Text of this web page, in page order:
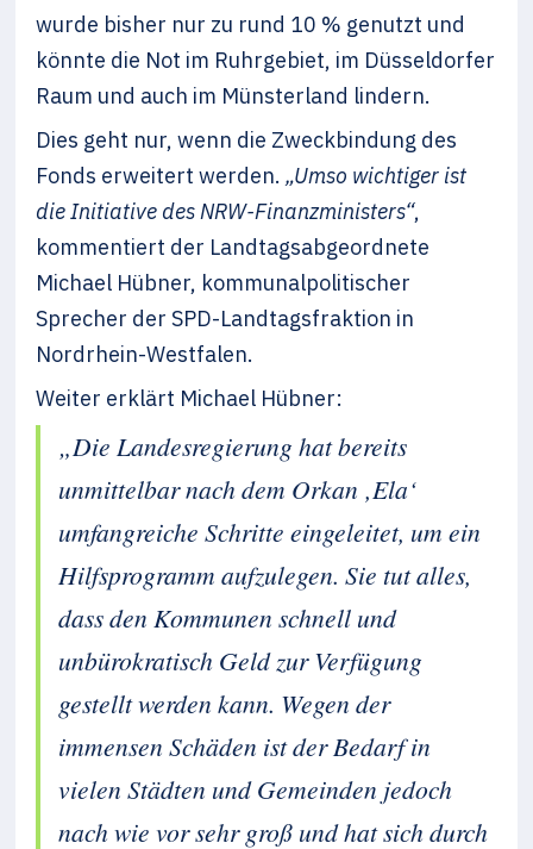
wurde bisher nur zu rund 10 % genutzt und
könnte die Not im Ruhrgebiet, im Düsseldorfer
Raum und auch im Münsterland lindern.
Dies geht nur, wenn die Zweckbindung des
Fonds erweitert werden.„Umso wichtiger ist
die Initiative des NRW-Finanzministers“,
kommentiert der Landtagsabgeordnete
Michael Hübner, kommunalpolitischer
Sprecher der SPD-Landtagsfraktion in
Nordrhein-Westfalen.
Weiter erklärt Michael Hübner:
„Die Landesregierung hat bereits
unmittelbar nach dem Orkan ‚Ela‘
umfangreiche Schritte eingeleitet, um ein
Hilfsprogramm aufzulegen. Sie tut alles,
dass den Kommunen schnell und
unbürokratisch Geld zur Verfügung
gestellt werden kann. Wegen der
immensen Schäden ist der Bedarf in
vielen Städten und Gemeinden jedoch
nach wie vor sehr groß und hat sich durch